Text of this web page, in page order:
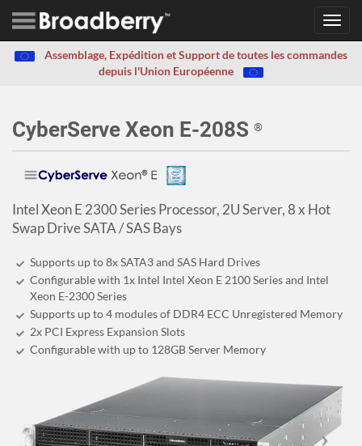
Assemblage, Expédition et Support de toutes les commandes
depuis l'Union Européenne
CyberServe Xeon E-208S ®
Intel Xeon E 2300 Series Processor, 2U Server, 8 x Hot
Swap Drive SATA / SAS Bays
Supports up to 8x SATA3 and SAS Hard Drives
Configurable with 1x Intel Intel Xeon E 2100 Series and Intel
Xeon E-2300 Series
Supports up to 4 modules of DDR4 ECC Unregistered Memory
2x PCI Express Expansion Slots
Configurable with up to 128GB Server Memory